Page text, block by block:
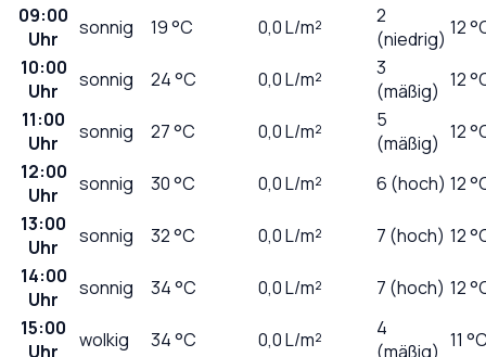
09:00
Uhr
sonnig 19°C 0,0L/m²
2
(niedrig) 12
10:00
Uhr
sonnig 24°C 0,0L/m²
3
(mäßig) 12
11:00
Uhr
sonnig 27°C 0,0L/m²
5
(mäßig) 12
12:00
Uhr
sonnig 30°C 0,0L/m² 6 (hoch) 12
13:00
Uhr
sonnig 32°C 0,0L/m² 7 (hoch) 12
14:00
Uhr
sonnig 34°C 0,0L/m² 7 (hoch) 12
15:00
Uhr
wolkig 34°C 0,0L/m²
4
(mäßig) 11